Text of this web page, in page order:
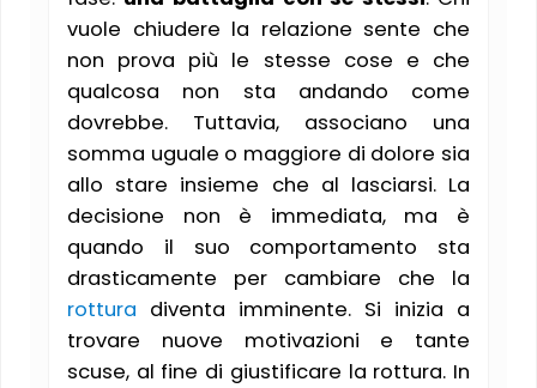
vuole chiudere la relazione sente che
non prova più le stesse cose e che
qualcosa non sta andando come
dovrebbe. Tuttavia, associano una
somma uguale o maggiore di dolore sia
allo stare insieme che al lasciarsi. La
decisione non è immediata, ma è
quando il suo comportamento sta
drasticamente per cambiare che la
rottura diventa imminente. Si inizia a
trovare nuove motivazioni e tante
scuse, al fine di giustificare la rottura. In